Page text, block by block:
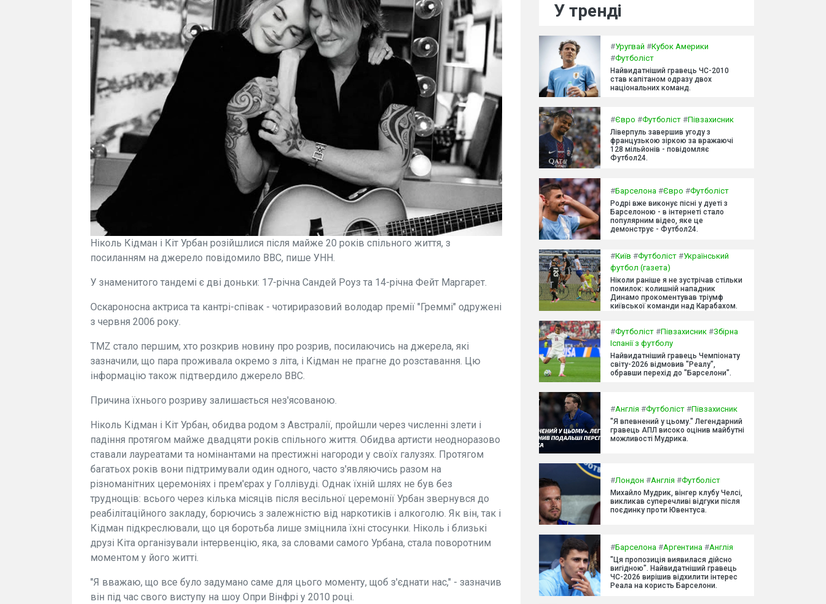
Ніколь Кідман і Кіт Урбан розійшлися після майже 20 років спільного життя, з
посиланням на джерело повідомило ВВС, пише УНН.
У знаменитого тандемі є дві доньки: 17-річна Сандей Роуз та 14-річна Фейт Маргарет.
Оскароносна актриса та кантрі-співак - чотириразовий володар премії "Греммі" одружені
з червня 2006 року.
TMZ стало першим, хто розкрив новину про розрив, посилаючись на джерела, які
зазначили, що пара проживала окремо з літа, і Кідман не прагне до розставання. Цю
інформацію також підтвердило джерело ВВС.
Причина їхнього розриву залишається нез'ясованою.
Ніколь Кідман і Кіт Урбан, обидва родом з Австралії, пройшли через численні злети і
падіння протягом майже двадцяти років спільного життя. Обидва артисти неодноразово
ставали лауреатами та номінантами на престижні нагороди у своїх галузях. Протягом
багатьох років вони підтримували один одного, часто з'являючись разом на
різноманітних церемоніях і прем'єрах у Голлівуді. Однак їхній шлях не був без
труднощів: всього через кілька місяців після весільної церемонії Урбан звернувся до
реабілітаційного закладу, борючись з залежністю від наркотиків і алкоголю. Як він, так і
Кідман підкреслювали, що ця боротьба лише зміцнила їхні стосунки. Ніколь і близькі
друзі Кіта організували інтервенцію, яка, за словами самого Урбана, стала поворотним
моментом у його житті.
"Я вважаю, що все було задумано саме для цього моменту, щоб з'єднати нас," - зазначив
він під час свого виступу на шоу Опри Вінфрі у 2010 році.
У тренді
#Уругвай #Кубок Америки
#Футболіст
Найвидатніший гравець ЧС-2010
став капітаном одразу двох
національних команд.
#Євро #Футболіст #Півзахисник
Ліверпуль завершив угоду з
французькою зіркою за вражаючі
128 мільйонів - повідомляє
Футбол24.
#Барселона #Євро #Футболіст
Родрі вже виконує пісні у дуеті з
Барселоною - в інтернеті стало
популярним відео, яке це
демонструє - Футбол24.
#Київ #Футболіст #Український
футбол (газета)
Ніколи раніше я не зустрічав стільки
помилок: колишній нападник
Динамо прокоментував тріумф
київської команди над Карабахом.
#Футболіст #Півзахисник #Збірна
Іспанії з футболу
Найвидатніший гравець Чемпіонату
світу-2026 відмовив "Реалу",
обравши перехід до "Барселони".
#Англія #Футболіст #Півзахисник
"Я впевнений у цьому." Легендарний
гравець АПЛ високо оцінив майбутні
можливості Мудрика.
#Лондон #Англія #Футболіст
Михайло Мудрик, вінгер клубу Челсі,
викликав суперечливі відгуки після
поєдинку проти Ювентуса.
#Барселона #Аргентина #Англія
"Ця пропозиція виявилася дійсно
вигідною". Найвидатніший гравець
ЧС-2026 вирішив відхилити інтерес
Реала на користь Барселони.